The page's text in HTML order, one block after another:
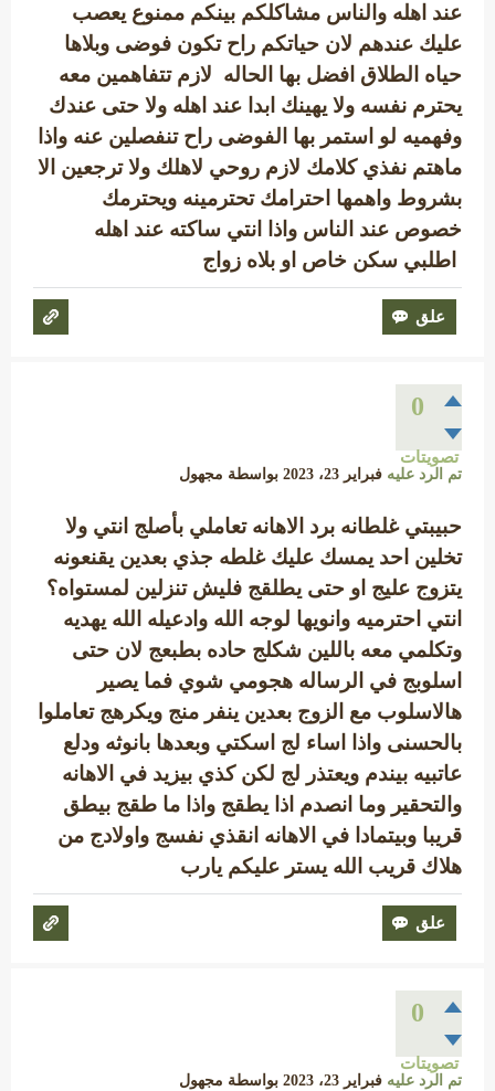
عند اهله والناس مشاكلكم بينكم ممنوع يعصب
عليك عندهم لان حياتكم راح تكون فوضى وبلاها
حياه الطلاق افضل بها الحاله لازم تتفاهمين معه
يحترم نفسه ولا يهينك ابدا عند اهله ولا حتى عندك
وفهميه لو استمر بها الفوضى راح تنفصلين عنه واذا
ماهتم نفذي كلامك لازم روحي لاهلك ولا ترجعين الا
بشروط واهمها احترامك تحترمينه ويحترمك
خصوص عند الناس واذا انتي ساكته عند اهله
اطلبي سكن خاص او بلاه زواج
0
تصويتات
تم الرد عليه فبراير 23، 2023 بواسطة مجهول
حبيبتي غلطانه برد الاهانه تعاملي بأصلج انتي ولا
تخلين احد يمسك عليك غلطه جذي بعدين يقنعونه
يتزوج عليج او حتى يطلقج فليش تنزلين لمستواه؟
انتي احترميه وانويها لوجه الله وادعيله الله يهديه
وتكلمي معه باللين شكلج حاده بطبعج لان حتى
اسلوبج في الرساله هجومي شوي فما يصير
هالاسلوب مع الزوج بعدين ينفر منج ويكرهج تعاملوا
بالحسنى واذا اساء لج اسكتي وبعدها بانوثه ودلع
عاتبيه بيندم ويعتذر لج لكن كذي بيزيد في الاهانه
والتحقير وما انصدم اذا يطقج واذا ما طقج بيطق
قريبا وبيتمادا في الاهانه انقذي نفسج واولادج من
هلاك قريب الله يستر عليكم يارب
0
تصويتات
تم الرد عليه فبراير 23، 2023 بواسطة مجهول